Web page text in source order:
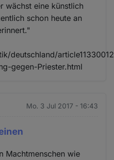
wächst eine künstlich
schon heute an
deutschland/
gegen-Priester.html
Mo. 3 Jul 2017 - 16:43
Machtmenschen wie